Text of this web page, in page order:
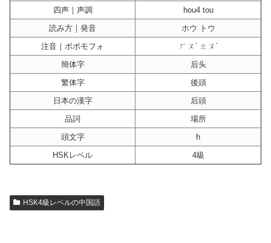
四声｜声調
hou4 tou
読み方｜発音
ホウ トウ
注音｜ボポモフォ
ㄏㄡˋ ㄊㄡˊ
簡体字
后头
繁体字
後頭
日本の漢字
后頭
品詞
場所
頭文字
h
HSKレベル
4級
HSK4級レベルの中国語